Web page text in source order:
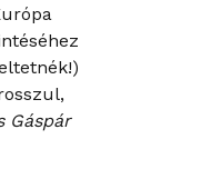
Gáspár